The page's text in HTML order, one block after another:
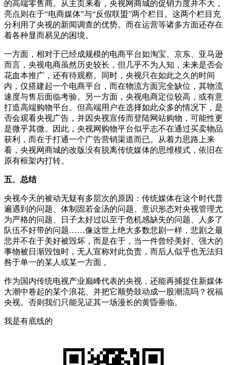
的高端零售商。从主页来看，央视网商城的促销力度并不大，
亮点则在于“电商媒体”与“反假联盟”两个栏目。这两个栏目充
分利用了央视的新闻调查的优势。而在运营等诸多方面还存在
着各种显而易见的困境。
一方面，相对于已经成规模的电商平台如淘宝、京东、亚马逊
而言，央视电商虽然历史较长，但几乎不为人知，未来是否会
花血本推广，还有待观察。同时，央视只在如此之久的时间
内，仅搭建起一个电商平台，而在物流方面完全缺位，其物流
速度与售后面临考验。另一方面，央视电商定位较高，或有意
打造高端购物平台。但高端用户在选择如此众多的情况下，是
否会观看央视广告，并因央视宣传而登陆网站购物，可能性更
是微乎其微。因此，央视网购物平台似乎志不在通过买卖物品
获利，而在于打通一个广告营销渠道而已。从着力思路上来
看，央视网商城的改版没有脱离传统媒体的思维模式，依旧在
原有框架内打转。
五、总结
央视今天的被动无疑有多层次的原因：传统媒体在这个时代普
遍遇到的问题、体制固若金汤的问题、意识形态对央视管理尤
为严格的问题、日子太好过以至于危机感缺失的问题、人多了
队伍不好带的问题……像这世上绝大多数悲剧一样，悲剧之最
悲并不在于美好被毁坏，而是在于，当一件曾经美好、强大的
事物被日渐毁蚀时，无人宣称对此负责，而后人似乎也无法归
咎于单一的某人或某一方面 。
作为国内传统电视产业巅峰代表的央视，还能再捕捉住新媒体
大潮中卷起的某个浪花、并把它顺势鼓动成一股潮流吗？祝福
央视。否则我们只能见证其一场漫长的黄昏垂临。
我是有底线的